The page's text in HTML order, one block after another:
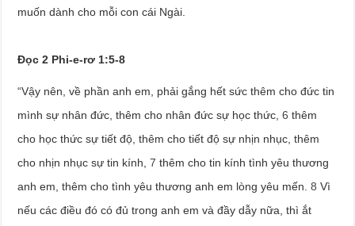
muốn dành cho mỗi con cái Ngài.
Đọc 2 Phi-e-rơ 1:5-8
“Vậy nên, về phần anh em, phải gắng hết sức thêm cho đức tin
mình sự nhân đức, thêm cho nhân đức sự học thức,6 thêm
cho học thức sự tiết độ, thêm cho tiết độ sự nhịn nhục, thêm
cho nhịn nhục sự tin kính,7 thêm cho tin kính tình yêu thương
anh em, thêm cho tình yêu thương anh em lòng yêu mến.8 Vì
nếu các điều đó có đủ trong anh em và đầy dẫy nữa, thì ắt